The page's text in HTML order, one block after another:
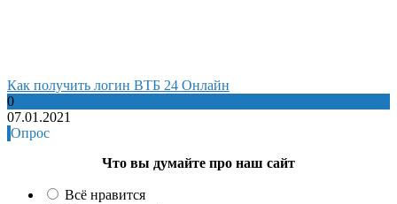
Как получить логин ВТБ 24 Онлайн
0
07.01.2021
Опрос
Что вы думайте про наш сайт
Всё нравится